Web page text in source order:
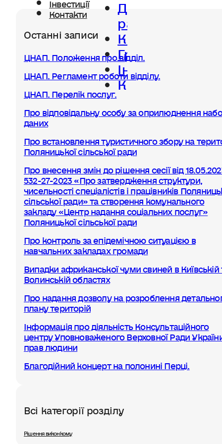
Контакти Діяльність
ради
Керівництво
Громада
Інвестиції
Контакти
Останні записи
ЦНАП. Положення про відділ.
ЦНАП. Регламент роботи відділу.
ЦНАП. Перелік послуг.
Про відповідальну особу за оприлюднення
даних
Про встановлення туристичного збору на
Поляницької сільської ради
Про внесення змін до рішення сесії від
532-27-2023 «Про затвердження структури,
чисельності спеціалістів і працівників
сільської ради» та створення комунального
закладу «Центр надання соціальних послуг»
Поляницької сільської ради
Про контроль за епідемічною ситуацією в
навчальних закладах громади
Випадки африканської чуми свиней в Київській
Волинській областях
Про надання дозволу на розроблення
плану територій
Інформація про діяльність Консультаційного
центру Уповноваженого Верховної Ради
прав людини
Благодійний концерт на полонині Перці.
Всі категорії розділу
Рішення виконкому